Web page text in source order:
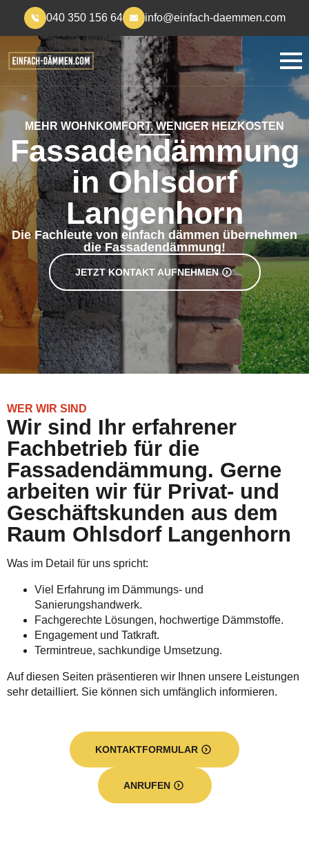
040 350 156 64 info@einfach-daemmen.com
MEHR WOHNKOMFORT, WENIGER HEIZKOSTEN
Fassadendämmung
in Ohlsdorf
Langenhorn
Die Fachleute von einfach dämmen übernehmen
die Fassadendämmung!
JETZT KONTAKT AUFNEHMEN
WER WIR SIND
Wir sind Ihr erfahrener
Fachbetrieb für die
Fassadendämmung. Gerne
arbeiten wir für Privat- und
Geschäftskunden aus dem
Raum Ohlsdorf Langenhorn
Was im Detail für uns spricht:
Viel Erfahrung im Dämmungs- und
Sanierungshandwerk.
Fachgerechte Lösungen, hochwertige Dämmstoffe.
Engagement und Tatkraft.
Termintreue, sachkundige Umsetzung.
Auf diesen Seiten präsentieren wir Ihnen unsere Leistungen
sehr detailliert. Sie können sich umfänglich informieren.
KONTAKTFORMULAR
ANRUFEN